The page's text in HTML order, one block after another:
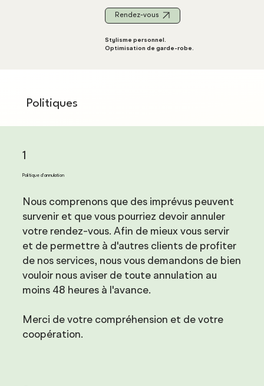
Stylisme personnel.
Optimisation de garde-robe.
Rendez-vous
Nous comprenons que des imprévus peuvent
survenir et que vous pourriez devoir annuler
votre rendez-vous. Afin de mieux vous servir
et de permettre à d'autres clients de profiter
de nos services, nous vous demandons de bien
vouloir nous aviser de toute annulation au
moins 48 heures à l'avance.
Merci de votre compréhension et de votre
coopération.
Politique d'annulation
1
Politiques